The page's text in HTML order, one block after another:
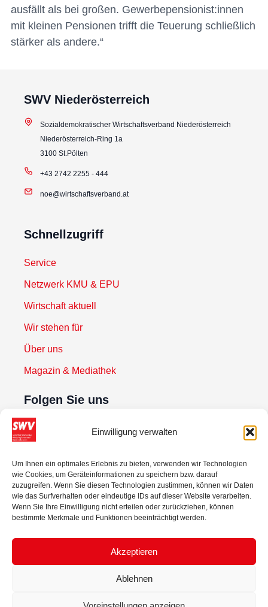
Einwilligung verwalten
Um Ihnen ein optimales Erlebnis zu bieten, verwenden wir Technologien
wie Cookies, um Geräteinformationen zu speichern bzw. darauf
zuzugreifen. Wenn Sie diesen Technologien zustimmen, können wir Daten
wie das Surfverhalten oder eindeutige IDs auf dieser Website verarbeiten.
Wenn Sie Ihre Einwilligung nicht erteilen oder zurückziehen, können
bestimmte Merkmale und Funktionen beeinträchtigt werden.
Akzeptieren
Ablehnen
ausfällt als bei großen. Gewerbepensionist:innen
mit kleinen Pensionen trifft die Teuerung schließlich
stärker als andere.“
SWV Niederösterreich
Sozialdemokratischer Wirtschaftsverband Niederösterreich
Niederösterreich-Ring 1a
3100 St.Pölten
+43 2742 2255 - 444
noe@wirtschaftsverband.at
Schnellzugriff
Service
Netzwerk KMU & EPU
Wirtschaft aktuell
Wir stehen für
Über uns
Magazin & Mediathek
Folgen Sie uns
Newsletter abonnieren
Zur Anmeldung